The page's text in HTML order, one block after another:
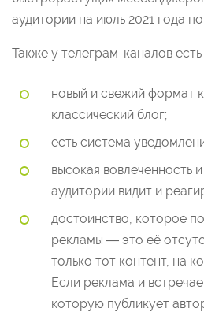
аудитории на июль 2021 года
Также у телеграм-каналов
новый и свежий формат
классический блог;
есть система
высокая вовлеченность
аудитории видит и
достоинство, которое
рекламы — это её
только тот контент, на
Если реклама и
которую публикует